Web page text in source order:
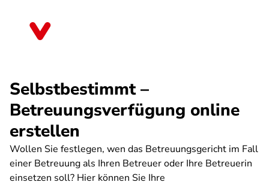
Selbstbestimmt –
Betreuungsverfügung online
erstellen
Wollen Sie festlegen, wen das Betreuungsgericht im Fall
einer Betreuung als Ihren Betreuer oder Ihre Betreuerin
einsetzen soll? Hier können Sie Ihre